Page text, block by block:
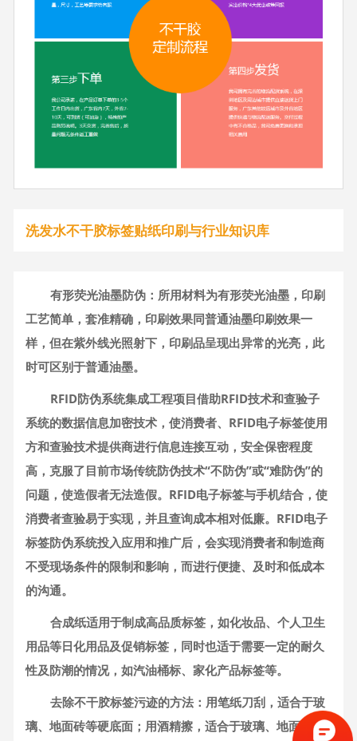
洗发水不干胶标签贴纸印刷与行业知识库
有形荧光油墨防伪：所用材料为有形荧光油墨，印刷
工艺简单，套准精确，印刷效果同普通油墨印刷效果一
样，但在紫外线光照射下，印刷品呈现出异常的光亮，此
时可区别于普通油墨。
RFID防伪系统集成工程项目借助RFID技术和查验子
系统的数据信息加密技术，使消费者、RFID电子标签使用
方和查验技术提供商进行信息连接互动，安全保密程度
高，克服了目前市场传统防伪技术“不防伪”或“难防伪”的
问题，使造假者无法造假。RFID电子标签与手机结合，使
消费者查验易于实现，并且查询成本相对低廉。RFID电子
标签防伪系统投入应用和推广后，会实现消费者和制造商
不受现场条件的限制和影响，而进行便捷、及时和低成本
的沟通。
合成纸适用于制成高品质标签，如化妆品、个人卫生
用品等日化用品及促销标签，同时也适于需要一定的耐久
性及防潮的情况，如汽油桶标、家化产品标签等。
去除不干胶标签污迹的方法：用笔纸刀刮，适合于玻
璃、地面砖等硬底面；用酒精擦，适合于玻璃、地面砖、